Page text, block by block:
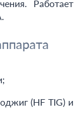
Работает
(HF TIG) и